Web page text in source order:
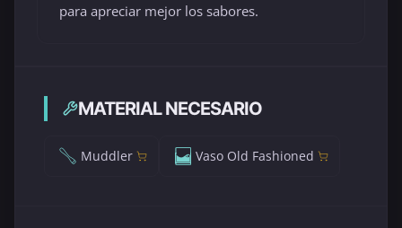
para apreciar mejor los sabores.
MATERIAL NECESARIO
Muddler Vaso Old Fashioned